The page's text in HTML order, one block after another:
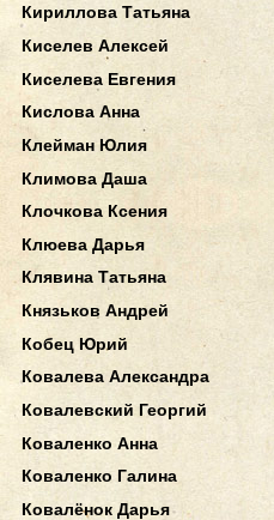
Кириллова Татьяна
Киселев Алексей
Киселева Евгения
Кислова Анна
Клейман Юлия
Климова Даша
Клочкова Ксения
Клюева Дарья
Клявина Татьяна
Князьков Андрей
Кобец Юрий
Ковалева Александра
Ковалевский Георгий
Коваленко Анна
Коваленко Галина
Ковалёнок Дарья